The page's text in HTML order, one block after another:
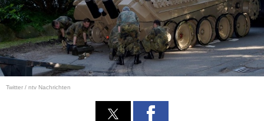
Twitter / ntv Nachrichten